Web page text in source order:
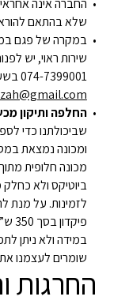
החברה אינה
שלא בהתאם
במקרה של פגם
שירות ראוי, יש
074-7399001 בשעות הפעילות או בדוא”ל
החלפה ותיקון
שביכולתנו כדי
ומכונה נמצאת
מכונה חלופית
ביוטיקס ולא
לזמינות. על מנת
במידה ולא ניתן
שומרים לעצמנו
החרגות